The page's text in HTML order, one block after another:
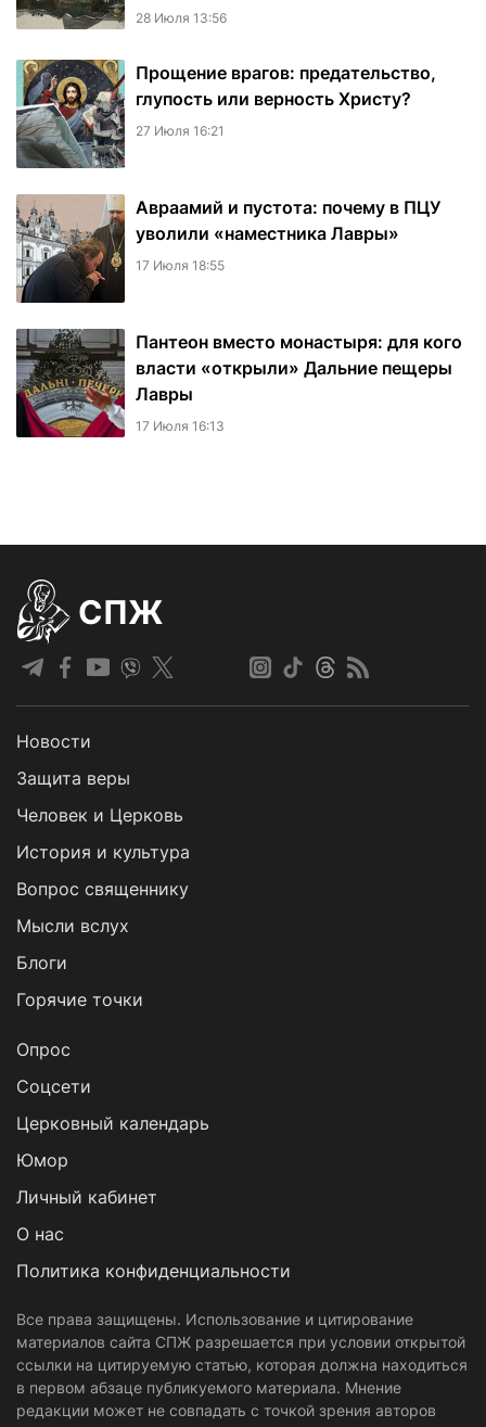
28 Июля 13:56
Прощение врагов: предательство,
глупость или верность Христу?
27 Июля 16:21
Авраамий и пустота: почему в ПЦУ
уволили «наместника Лавры»
17 Июля 18:55
Пантеон вместо монастыря: для кого
власти «открыли» Дальние пещеры
Лавры
17 Июля 16:13
СПЖ
Новости
Защита веры
Человек и Церковь
История и культура
Вопрос священнику
Мысли вслух
Блоги
Горячие точки
Опрос
Cоцсети
Церковный календарь
Юмор
Личный кабинет
О нас
Политика конфиденциальности
Все права защищены. Использование и цитирование
материалов сайта СПЖ разрешается при условии открытой
ссылки на цитируемую статью, которая должна находиться
в первом абзаце публикуемого материала. Мнение
редакции может не совпадать с точкой зрения авторов